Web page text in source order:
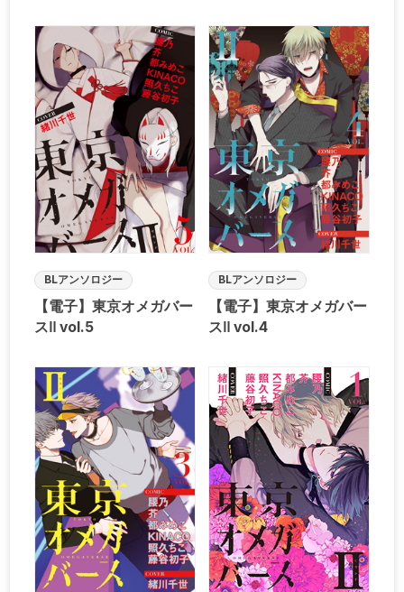
BLアンソロジー
【電子】東京オメガバー
スⅡ vol.5
BLアンソロジー
【電子】東京オメガバー
スⅡ vol.4